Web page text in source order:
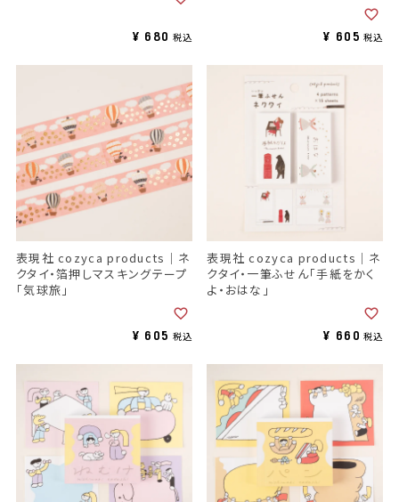
¥ 680 税込 ¥ 605 税込
表現社 cozyca products｜ネ
クタイ・箔押しマスキングテープ
「気球旅」
¥ 605 税込
表現社 cozyca products｜ネ
クタイ・一筆ふせん「手紙をかく
よ・おはな」
¥ 660 税込